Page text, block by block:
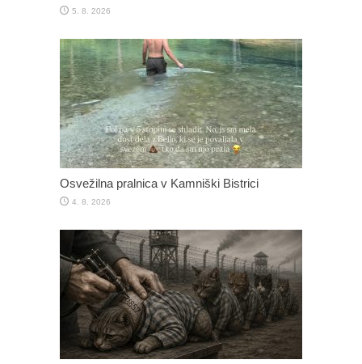
5. 8. 2026
Osvežilna pralnica v Kamniški Bistrici
4. 8. 2026